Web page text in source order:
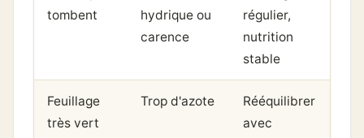
tombent
hydrique ou
carence
régulier,
nutrition
stable
Feuillage
très vert
Trop d'azote
Rééquilibrer
avec